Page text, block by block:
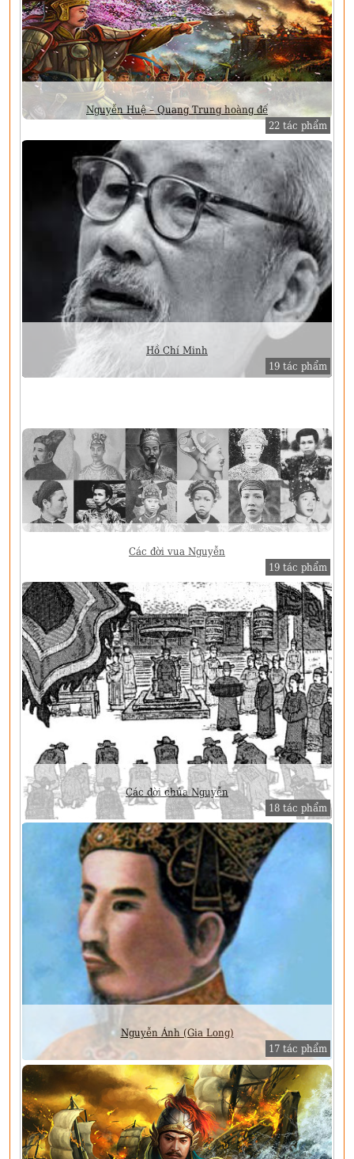
Nguyễn Huệ – Quang Trung hoàng đế
22 tác phẩm
Hồ Chí Minh
19 tác phẩm
Các đời vua Nguyễn
19 tác phẩm
Các đời chúa Nguyễn
18 tác phẩm
Nguyễn Ánh (Gia Long)
17 tác phẩm